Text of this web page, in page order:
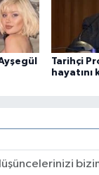
Tarihçi